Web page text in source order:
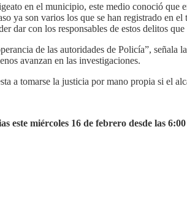
en el municipio, este medio conoció
ya son varios los que se han registrado en el
dar con los responsables de estos delitos
de las autoridades de Policía”,
avanzan en las investigaciones.
a tomarse la justicia por mano propia si
este miércoles 16 de febrero desde las